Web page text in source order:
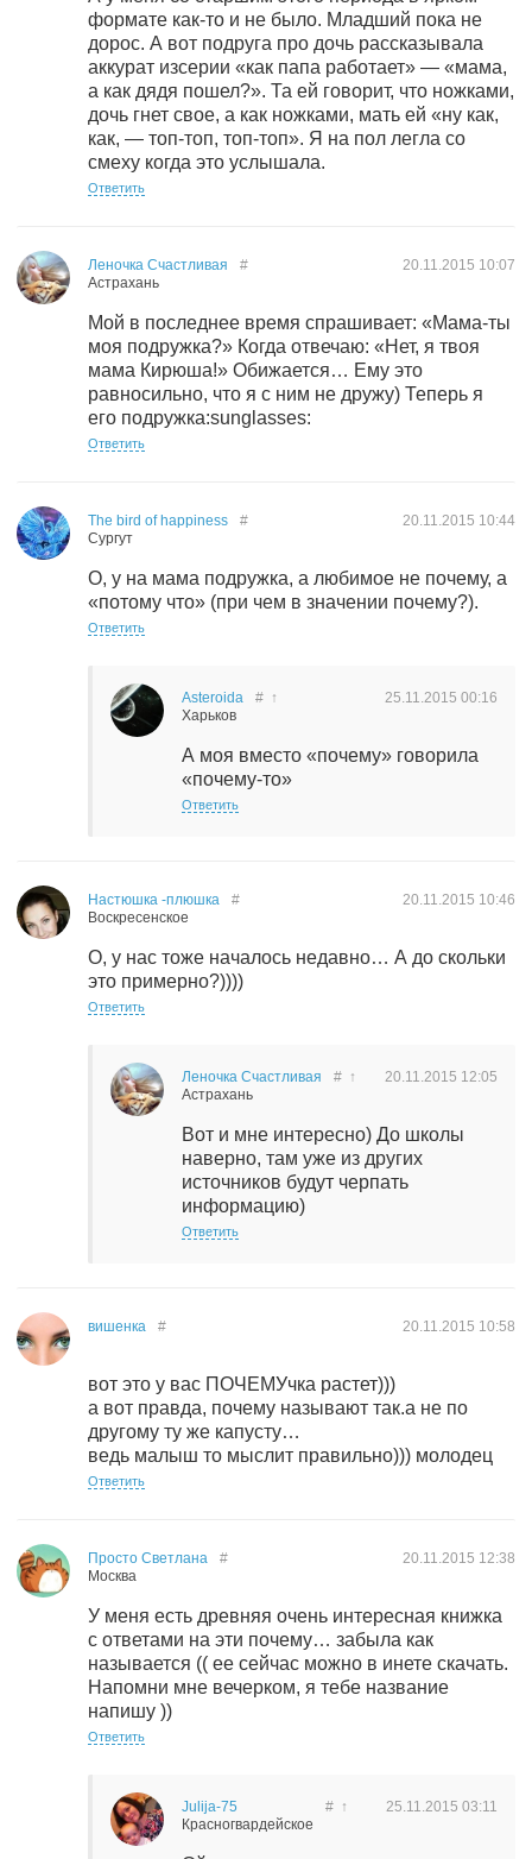
формате как-то и не было. Младший пока не
дорос. А вот подруга про дочь рассказывала
аккурат изсерии «как папа работает» — «мама,
а как дядя пошел?». Та ей говорит, что ножками,
дочь гнет свое, а как ножками, мать ей «ну как,
как, — топ-топ, топ-топ». Я на пол легла со
смеху когда это услышала.
Ответить
Леночка Счастливая
Астрахань
20.11.2015 10:07
#
Мой в последнее время спрашивает: «Мама-ты
моя подружка?» Когда отвечаю: «Нет, я твоя
мама Кирюша!» Обижается… Ему это
равносильно, что я с ним не дружу) Теперь я
его подружка:sunglasses:
Ответить
The bird of happiness
Сургут
20.11.2015 10:44
#
О, у на мама подружка, а любимое не почему, а
«потому что» (при чем в значении почему?).
Ответить
Asteroida
Харьков
25.11.2015 00:16
# ↑
А моя вместо «почему» говорила
«почему-то»
Ответить
Настюшка -плюшка
Воскресенское
20.11.2015 10:46
#
О, у нас тоже началось недавно… А до скольки
это примерно?))))
Ответить
Леночка Счастливая
Астрахань
20.11.2015 12:05
# ↑
Вот и мне интересно) До школы
наверно, там уже из других
источников будут черпать
информацию)
Ответить
вишенка 20.11.2015 10:58
#
вот это у вас ПОЧЕМУчка растет)))
а вот правда, почему называют так.а не по
другому ту же капусту…
ведь малыш то мыслит правильно))) молодец
Ответить
Просто Светлана
Москва
20.11.2015 12:38
#
У меня есть древняя очень интересная книжка
с ответами на эти почему… забыла как
называется (( ее сейчас можно в инете скачать.
Напомни мне вечерком, я тебе название
напишу ))
Ответить
Julija-75
Красногвардейское
25.11.2015 03:11
# ↑